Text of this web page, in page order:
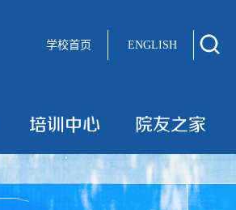
学校首页 ENGLISH
培训中心 院友之家